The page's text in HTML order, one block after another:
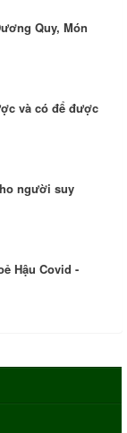
Quy, Món
và có để được
người suy
Hậu Covid -